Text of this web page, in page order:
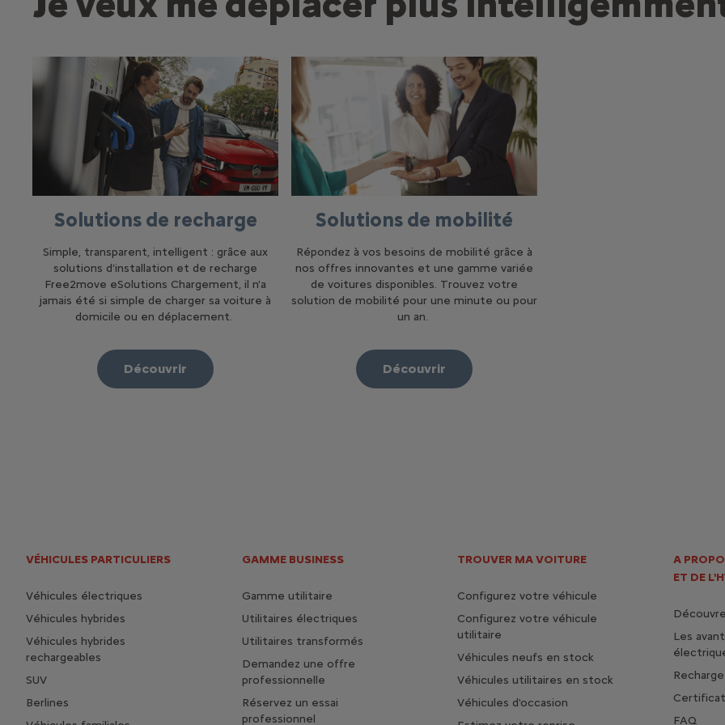
Solutions de recharge
Simple, transparent, intelligent : grâce aux
solutions d'installation et de recharge
Free2move eSolutions Chargement, il n'a
jamais été si simple de charger sa voiture à
domicile ou en déplacement.
Découvrir
Solutions de mobilité
Répondez à vos besoins de mobilité grâce à
nos offres innovantes et une gamme variée
de voitures disponibles. Trouvez votre
solution de mobilité pour une minute ou pour
un an.
Découvrir
VÉHICULES PARTICULIERS
Véhicules électriques
Véhicules hybrides
Véhicules hybrides
rechargeables
SUV
Berlines
GAMME BUSINESS
Gamme utilitaire
Utilitaires électriques
Utilitaires transformés
Demandez une offre
professionnelle
Réservez un essai
professionnel
TROUVER MA VOITURE
Configurez votre véhicule
Configurez votre véhicule
utilitaire
Véhicules neufs en stock
Véhicules utilitaires en stock
Véhicules d'occasion
A
ET DE
Les
FAQ